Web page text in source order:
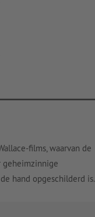
films, waarvan de
geheimzinnige
hand opgeschilderd is.